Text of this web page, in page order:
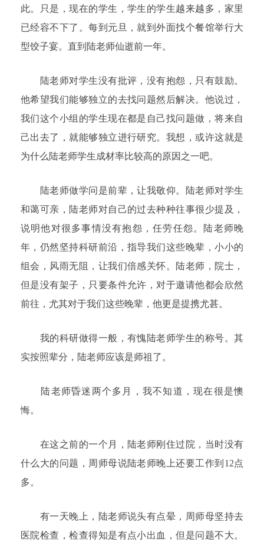
此。只是，现在的学生，学生的学生越来越多，家里
已经容不下了。每到元旦，就到外面找个餐馆举行大
型饺子宴。直到陆老师仙逝前一年。
陆老师对学生没有批评，没有抱怨，只有鼓励。
他希望我们能够独立的去找问题然后解决。他说过，
我们这个小组的学生现在都是自己找问题做，将来自
己出去了，就能够独立进行研究。我想，或许这就是
为什么陆老师学生成材率比较高的原因之一吧。
陆老师做学问是前辈，让我敬仰。陆老师对学生
和蔼可亲，陆老师对自己的过去种种往事很少提及，
说明他对很多事情没有抱怨，任劳任怨。陆老师晚
年，仍然坚持科研前沿，指导我们这些晚辈，小小的
组会，风雨无阻，让我们倍感关怀。陆老师，院士，
但是没有架子，只要条件允许，对于邀请他都会欣然
前往，尤其对于我们这些晚辈，他更是提携尤甚。
我的科研做得一般，有愧陆老师学生的称号。其
实按照辈分，陆老师应该是师祖了。
陆老师昏迷两个多月，我不知道，现在很是懊
悔。
在这之前的一个月，陆老师刚住过院，当时没有
什么大的问题，周师母说陆老师晚上还要工作到12点
多。
有一天晚上，陆老师说头有点晕，周师母坚持去
医院检查，检查得知是有点小出血，但是问题不大。